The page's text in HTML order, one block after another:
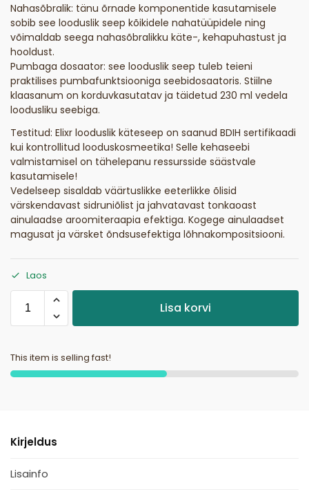
Nahasõbralik: tänu õrnade komponentide kasutamisele
sobib see looduslik seep kõikidele nahatüüpidele ning
võimaldab seega nahasõbralikku käte-, kehapuhastust ja
hooldust.
Pumbaga dosaator: see looduslik seep tuleb teieni
praktilises pumbafunktsiooniga seebidosaatoris. Stiilne
klaasanum on korduvkasutatav ja täidetud 230 ml vedela
loodusliku seebiga.
Testitud: Elixr looduslik käteseep on saanud BDIH sertifikaadi
kui kontrollitud looduskosmeetika! Selle kehaseebi
valmistamisel on tähelepanu ressursside säästvale
kasutamisele!
Vedelseep sisaldab väärtuslikke eeterlikke õlisid
värskendavast sidruniõlist ja jahvatavast tonkaoast
ainulaadse aroomiteraapia efektiga. Kogege ainulaadset
magusat ja värsket õndsusefektiga lõhnakompositsiooni.
Laos
Lisa korvi
This item is selling fast!
Kirjeldus
Lisainfo